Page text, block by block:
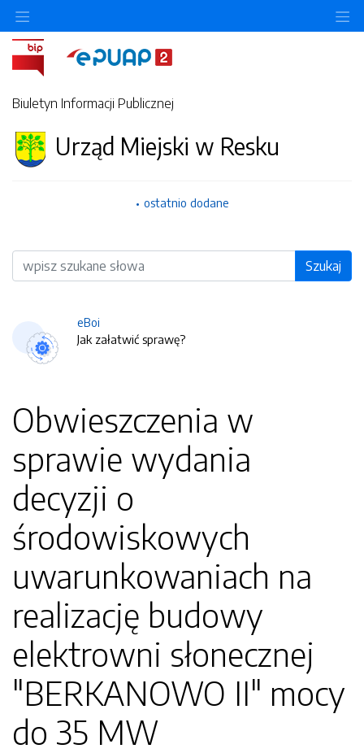
Biuletyn Informacji Publicznej
Urząd Miejski w Resku
ostatnio dodane
Wyszukiwarka Szukaj
eBoi
Jak załatwić sprawę?
Obwieszczenia w
sprawie wydania
decyzji o
środowiskowych
uwarunkowaniach na
realizację budowy
elektrowni słonecznej
"BERKANOWO II" mocy
do 35 MW